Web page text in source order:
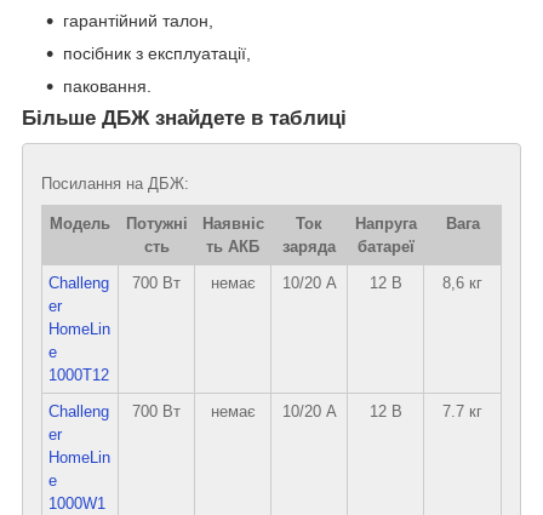
гарантійний талон,
посібник з експлуатації,
паковання.
Більше ДБЖ знайдете в таблиці
Посилання на ДБЖ:
Модель
Потужні
сть
Наявніс
ть АКБ
Ток
заряда
Напруга
батареї
Вага
Challeng
er
HomeLin
e
1000T12
700 Вт немає 10/20 А 12 В 8,6 кг
Challeng
er
HomeLin
e
1000W1
700 Вт немає 10/20 А 12 В 7.7 кг